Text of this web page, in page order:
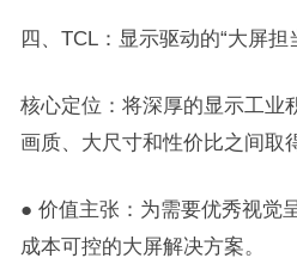
四、TCL：显示驱动的“大屏担
核心定位：将深厚的显示工业
画质、大尺寸和性价比之间取
● 价值主张：为需要优秀视觉
成本可控的大屏解决方案。